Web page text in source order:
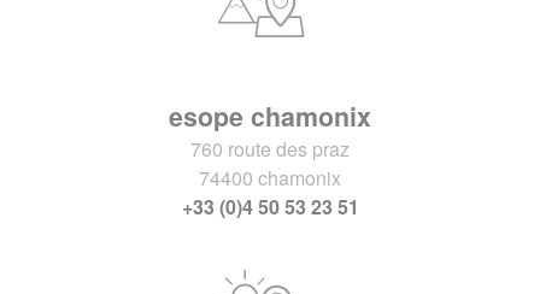
esope chamonix
760 route des praz
74400 chamonix
+33 (0)4 50 53 23 51